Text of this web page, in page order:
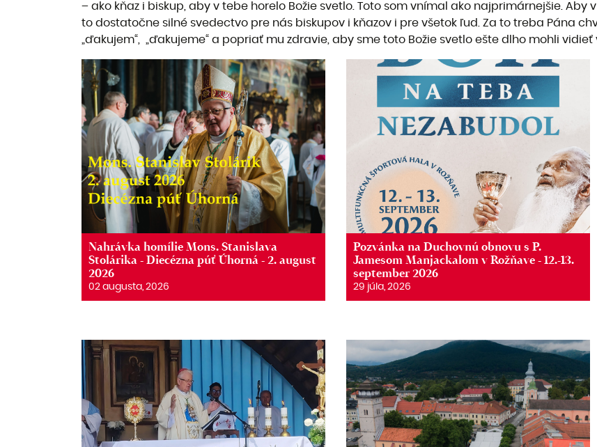
– ako kňaz i biskup, aby v tebe horelo Božie svetlo. Toto som vnímal ako najprimárnejšie. Aby
to dostatočne silné svedectvo pre nás biskupov i kňazov i pre všetok ľud. Za to treba Pána
„ďakujem“, „ďakujeme“ a popriať mu zdravie, aby sme toto Božie svetlo ešte dlho mohli
Nahrávka homílie Mons. Stanislava
Stolárika - Diecézna púť Úhorná - 2. august
2026
02 augusta, 2026
Pozvánka na Duchovnú obnovu s P.
Jamesom Manjackalom v Rožňave - 12.-13.
september 2026
29 júla, 2026